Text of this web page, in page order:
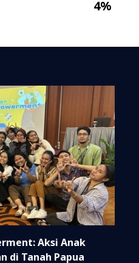
4%
Aksi Anak
di Tanah Papua